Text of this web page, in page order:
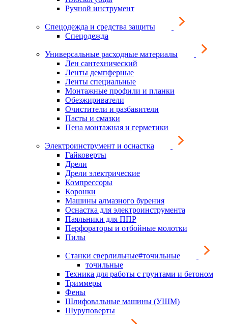
Ручной инструмент
Спецодежда и средства защиты
Спецодежда
Универсальные расходные материалы
Лен сантехнический
Ленты демпферные
Ленты специальные
Монтажные профили и планки
Обезжириватели
Очистители и разбавители
Пасты и смазки
Пена монтажная и герметики
Электроинструмент и оснастка
Гайковерты
Дрели
Дрели электрические
Компрессоры
Коронки
Машины алмазного бурения
Оснастка для электроинструмента
Паяльники для ППР
Перфораторы и отбойные молотки
Пилы
Станки сверлильные#точильные
точильные
Техника для работы с грунтами и бетоном
Триммеры
Фены
Шлифовальные машины (УШМ)
Шуруповерты